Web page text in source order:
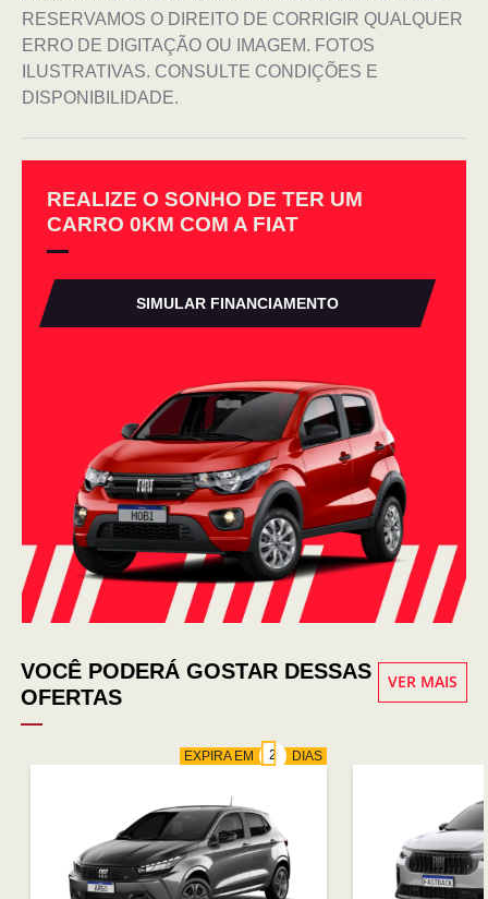
RESERVAMOS O DIREITO DE CORRIGIR QUALQUER
ERRO DE DIGITAÇÃO OU IMAGEM. FOTOS
ILUSTRATIVAS. CONSULTE CONDIÇÕES E
DISPONIBILIDADE.
REALIZE O SONHO DE TER UM
CARRO 0KM COM A FIAT
SIMULAR FINANCIAMENTO
VOCÊ PODERÁ GOSTAR DESSAS
OFERTAS
VER MAIS
EXPIRA EM DIAS